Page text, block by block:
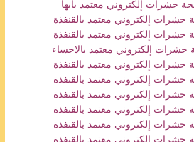
حشرات إلكتروني معتمد بابها
حشرات إلكتروني معتمد بالقنفذة
حشرات إلكتروني معتمد بالقنفذة
حشرات إلكتروني معتمد بالاحساء
حشرات إلكتروني معتمد بالقنفذة
حشرات إلكتروني معتمد بالقنفذة
حشرات إلكتروني معتمد بالقنفذة
حشرات إلكتروني معتمد بالقنفذة
حشرات إلكتروني معتمد بالقنفذة
حشرات إلكتروني معتمد بالقنفذة